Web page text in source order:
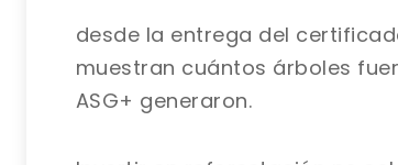
desde la entrega del
muestran cuántos árboles
ASG+ generaron.